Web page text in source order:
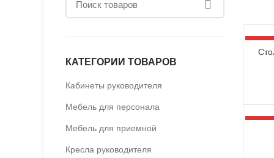
КАТЕГОРИИ ТОВАРОВ
Кабинеты руководителя
Мебель для персонала
Мебель для приемной
Кресла руководителя